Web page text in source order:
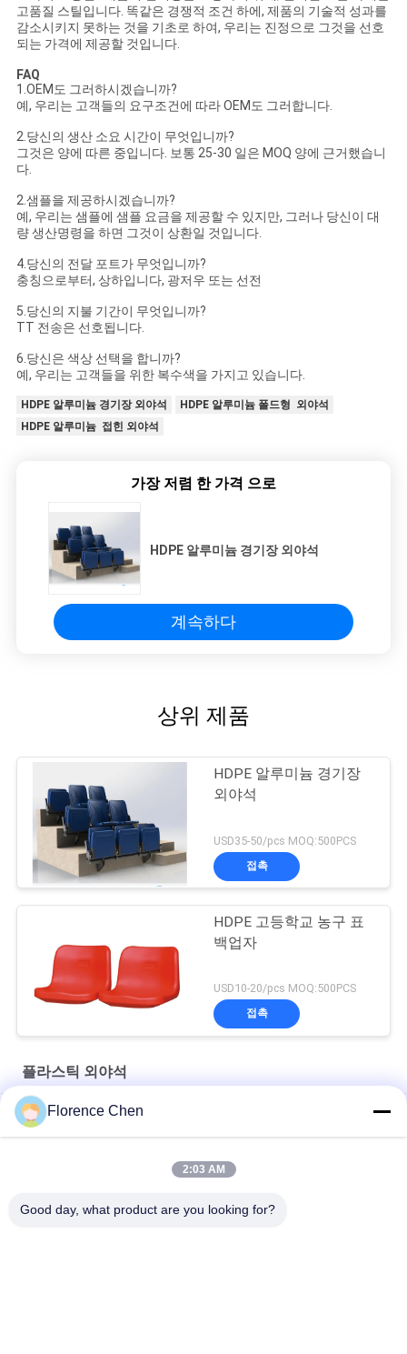
고품질 스틸입니다. 똑같은 경쟁적 조건 하에, 제품의 기술적 성과를
감소시키지 못하는 것을 기초로 하여, 우리는 진정으로 그것을 선호
되는 가격에 제공할 것입니다.
FAQ
1.OEM도 그러하시겠습니까?
예, 우리는 고객들의 요구조건에 따라 OEM도 그러합니다.
2.당신의 생산 소요 시간이 무엇입니까?
그것은 양에 따른 중입니다. 보통 25-30 일은 MOQ 양에 근거했습니
다.
2.샘플을 제공하시겠습니까?
예, 우리는 샘플에 샘플 요금을 제공할 수 있지만, 그러나 당신이 대
량 생산명령을 하면 그것이 상환일 것입니다.
4.당신의 전달 포트가 무엇입니까?
충칭으로부터, 상하입니다, 광저우 또는 선전
5.당신의 지불 기간이 무엇입니까?
TT 전송은 선호됩니다.
6.당신은 색상 선택을 합니까?
예, 우리는 고객들을 위한 복수색을 가지고 있습니다.
HDPE 알루미늄 경기장 외야석
HDPE 알루미늄 폴드형 외야석
HDPE 알루미늄 접힌 외야석
가장 저렴 한 가격 으로
HDPE 알루미늄 경기장 외야석
계속하다
상위 제품
HDPE 알루미늄 경기장
외야석
USD35-50/pcs MOQ:500PCS
접촉
HDPE 고등학교 농구 표
백업자
USD10-20/pcs MOQ:500PCS
접촉
플라스틱 외야석
외관용 고밀도 폴리프로필렌 블리처 좌석
Florence Chen
2:03 AM
Good day, what product are you looking for?